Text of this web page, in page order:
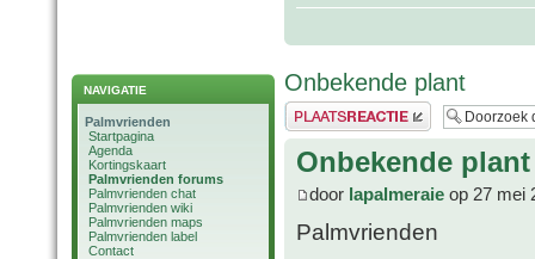
NAVIGATIE
Palmvrienden
Startpagina
Agenda
Kortingskaart
Palmvrienden forums
Palmvrienden chat
Palmvrienden wiki
Palmvrienden maps
Palmvrienden label
Contact
Onbekende plant
Plaats een reactie
Onbekende plant
door lapalmeraie op 27 mei
Palmvrienden